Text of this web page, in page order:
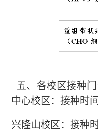
五、各校区接种
中心校区：接种时
兴隆山校区：接种